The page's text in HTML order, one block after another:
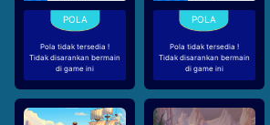
Pola tidak tersedia !
Tidak disarankan bermain
di game ini
Pola tidak tersedia !
Tidak disarankan bermain
di game ini